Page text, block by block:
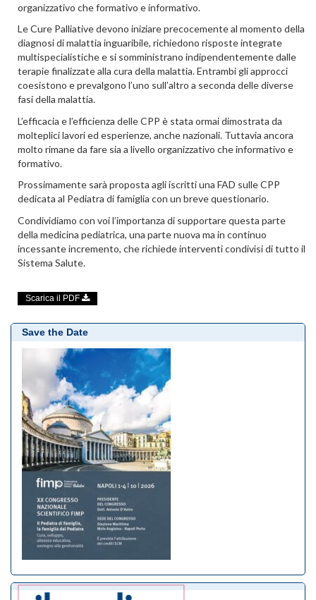
organizzativo che formativo e informativo.
Le Cure Palliative devono iniziare precocemente al momento della
diagnosi di malattia inguaribile, richiedono risposte integrate
multispecialistiche e si somministrano indipendentemente dalle
terapie finalizzate alla cura della malattia. Entrambi gli approcci
coesistono e prevalgono l’uno sull’altro a seconda delle diverse
fasi della malattia.
L’efficacia e l’efficienza delle CPP è stata ormai dimostrata da
molteplici lavori ed esperienze, anche nazionali. Tuttavia ancora
molto rimane da fare sia a livello organizzativo che informativo e
formativo.
Prossimamente sarà proposta agli iscritti una FAD sulle CPP
dedicata al Pediatra di famiglia con un breve questionario.
Condividiamo con voi l’importanza di supportare questa parte
della medicina pediatrica, una parte nuova ma in continuo
incessante incremento, che richiede interventi condivisi di tutto il
Sistema Salute.
Scarica il PDF
Save the Date